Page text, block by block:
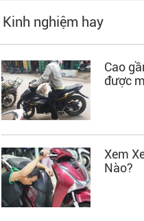
Kinh nghiệm hay
Cao
được
Xem
Nào?